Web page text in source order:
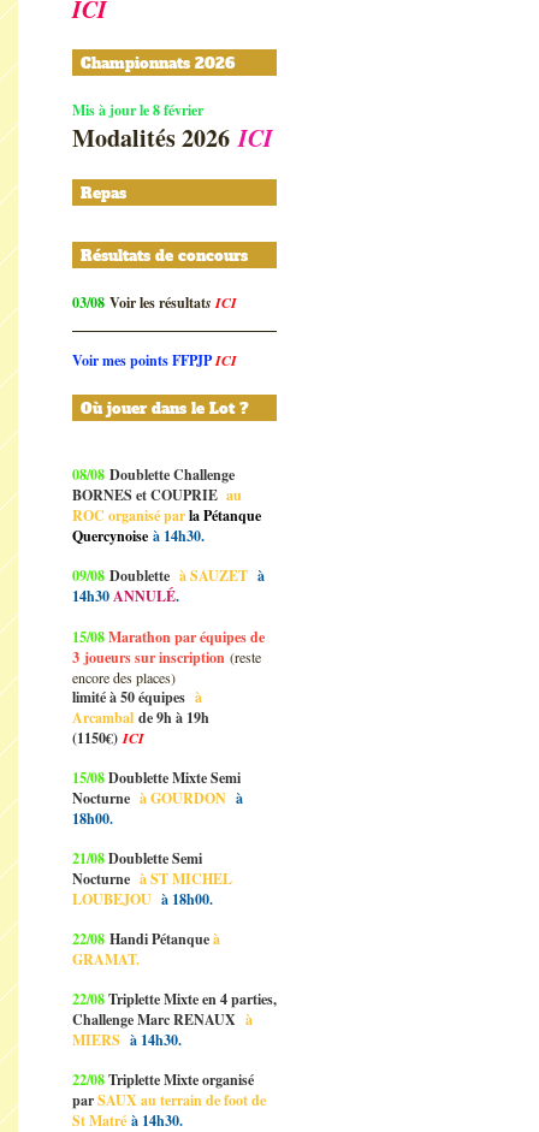
ICI
Championnats 2026
Mis à jour le 8 février
Modalités 2026ICI
Repas
Résultats de concours
03/08 Voir les résultats ICI
Voir mes points FFPJPICI
Où jouer dans le Lot ?
08/08 Doublette Challenge
BORNES et COUPRIE au
ROC organisé parla Pétanque
Quercynoise à 14h30.
09/08 Doublette à SAUZET à
14h30ANNULÉ.
15/08Marathon par équipes de
3 joueurs sur inscription (reste
encore des places)
limité à 50 équipes à
Arcambal de 9h à 19h
(1150€)ICI
15/08Doublette Mixte Semi
Nocturne à GOURDON à
18h00.
21/08Doublette Semi
Nocturne à ST MICHEL
LOUBEJOU à 18h00.
22/08 Handi Pétanqueà
GRAMAT.
22/08Triplette Mixte en 4 parties,
Challenge Marc RENAUX à
MIERS à 14h30.
22/08Triplette Mixte organisé
parSAUX au terrain de foot de
St Matré à 14h30.